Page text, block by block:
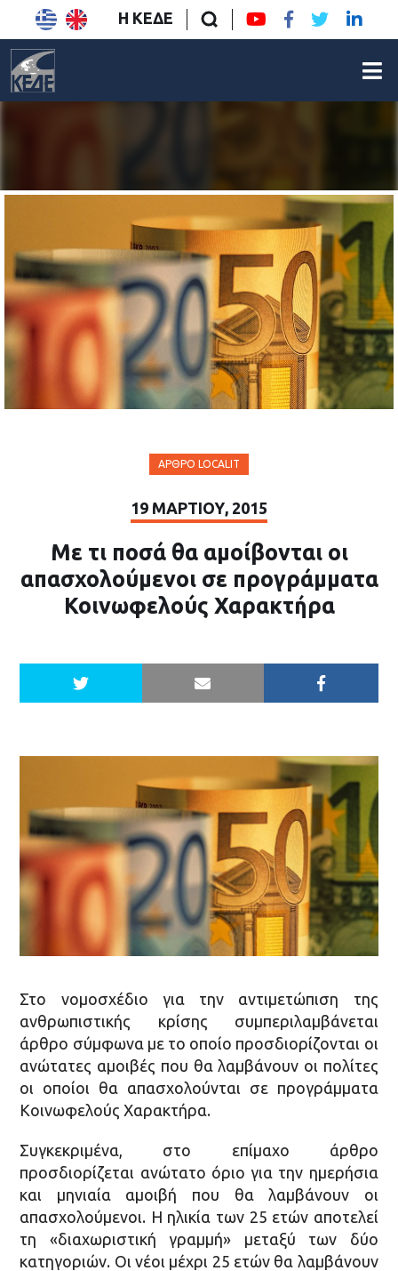
Η ΚΕΔΕ
ΆΡΘΡΟ LOCALIT
19 ΜΑΡΤΊΟΥ, 2015
Με τι ποσά θα αμοίβονται οι
απασχολούμενοι σε προγράμματα
Κοινωφελούς Χαρακτήρα
Στο νομοσχέδιο για την αντιμετώπιση της
ανθρωπιστικής κρίσης συμπεριλαμβάνεται
άρθρο σύμφωνα με το οποίο προσδιορίζονται οι
ανώτατες αμοιβές που θα λαμβάνουν οι πολίτες
οι οποίοι θα απασχολούνται σε προγράμματα
Κοινωφελούς Χαρακτήρα.
Συγκεκριμένα, στο επίμαχο άρθρο
προσδιορίζεται ανώτατο όριο για την ημερήσια
και μηνιαία αμοιβή που θα λαμβάνουν οι
απασχολούμενοι. Η ηλικία των 25 ετών αποτελεί
τη «διαχωριστική γραμμή» μεταξύ των δύο
κατηγοριών. Οι νέοι μέχρι 25 ετών θα λαμβάνουν